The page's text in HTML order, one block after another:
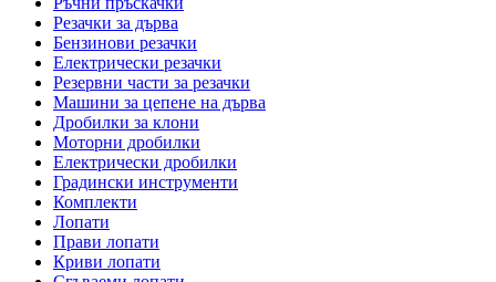
Резачки за дърва
Бензинови резачки
Електрически резачки
Резервни части за резачки
Машини за цепене на дърва
Дробилки за клони
Моторни дробилки
Електрически дробилки
Градински инструменти
Комплекти
Лопати
Прави лопати
Криви лопати